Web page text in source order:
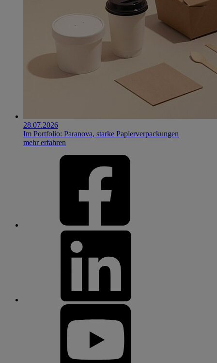
28.07.2026
Im Portfolio: Paranova, starke Papierverpackungen
mehr erfahren